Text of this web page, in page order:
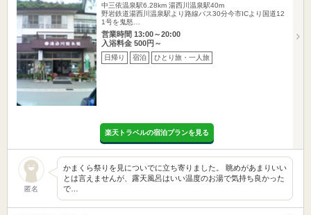
中三依温泉駅6.28km 湯西川温泉駅40m
野岩鉄道湯西川温泉駅より路線バス30分今市ICより国道12
1号を鬼怒…
営業時間 13:00～20:00
入浴料金 500円～
日帰り 宿泊 ひとり旅・一人旅
楽天トラベルの宿泊プランを見る
匿名
かまくら祭りを見についでに立ち寄りました。 眺めがあまりいい
とは言えませんが、露天風呂はいい温度のお湯で気持ち良かった
で…